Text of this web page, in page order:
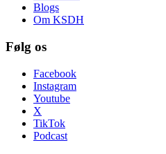
Blogs
Om KSDH
Følg os
Facebook
Instagram
Youtube
X
TikTok
Podcast